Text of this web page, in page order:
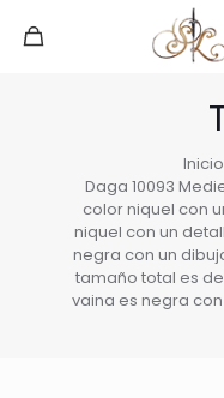
Inicio
Daga 10093
color niquel con
niquel con un
negra con un
tamaño total es
vaina es negra